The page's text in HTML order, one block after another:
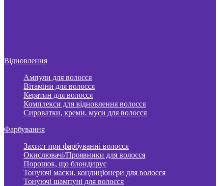
Відновлення
Ампули для волосся
Вітаміни для волосся
Кератин для волосся
Комплекси для відновлення волосся
Сироватки, креми, муси для волосся
Фарбування
Захист при фарбуванні волосся
Окислювачі/Проявники для волосся
Порошок, що блондирує
Тонуючі маски, кондиціонери для волосся
Тонуючі шампуні для волосся